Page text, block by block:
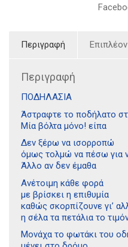
Περιγραφή
Περιγραφή
ΠΟΔΗΛΑΣΙΑ
Άστραφτε το ποδήλατο
Μία βόλτα μόνο! είπα
Δεν ξέρω να ισορροπώ
όμως τολμώ να πέσω για
Άλλο αν δεν έμαθα
Ανέτοιμη κάθε φορά
με βρίσκει η επιθυμία
καθώς σκορπίζουνε γι’
η σέλα τα πετάλια το
Μονάχα το φωτάκι του